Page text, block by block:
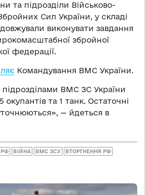
та підрозділи Військово-
Сил України, у складі
виконувати завдання
збройної
федерації.
Командування ВМС України.
ВМС ЗС України
та 1 танк. Остаточні
— йдеться в
РФ ВІЙНА ВМС ЗСУ ВТОРГНЕННЯ РФ